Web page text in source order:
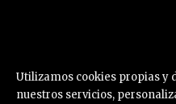
Utilizamos cookies propias y
nuestros servicios,